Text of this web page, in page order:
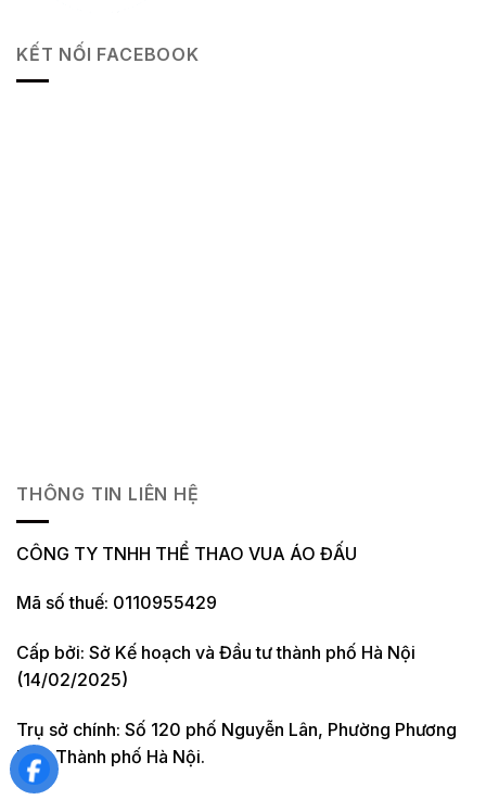
KẾT NỐI FACEBOOK
THÔNG TIN LIÊN HỆ
CÔNG TY TNHH THỂ THAO VUA ÁO ĐẤU
Mã số thuế: 0110955429
Cấp bởi: Sở Kế hoạch và Đầu tư thành phố Hà Nội
(14/02/2025)
Trụ sở chính: Số 120 phố Nguyễn Lân, Phường Phương
Liệt, Thành phố Hà Nội.